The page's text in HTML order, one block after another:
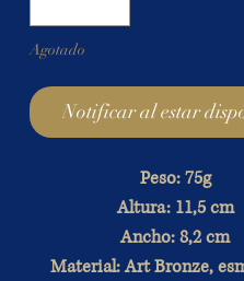
Agotado
Notificar al estar
Peso: 75g
Altura: 11,5 cm
Ancho: 8,2 cm
Material: Art Bronze,